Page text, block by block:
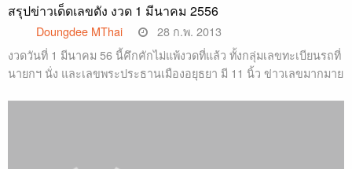
สรุปข่าวเด็ดเลขดัง งวด 1 มีนาคม 2556
Doungdee MThai
28 ก.พ. 2013
งวดวันที่ 1 มีนาคม 56 นี้คึกคักไม่แพ้งวดที่แล้ว ทั้งกลุ่มเลขทะเบียนรถที่
นายกฯ นั่ง และเลขพระประธานเมืองอยุธยา มี 11 นิ้ว ข่าวเลขมากมาย